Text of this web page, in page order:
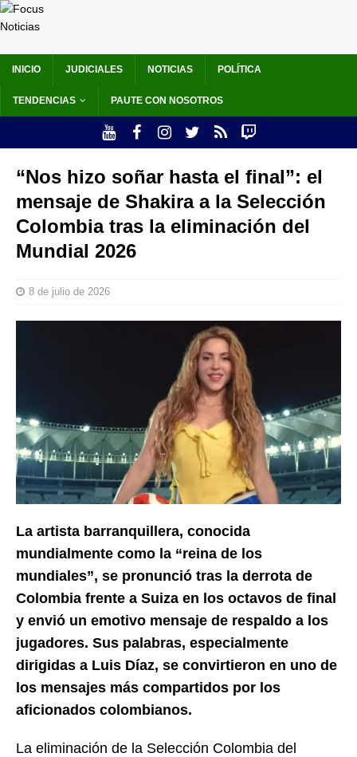
INICIO JUDICIALES NOTICIAS POLÍTICA
TENDENCIAS PAUTE CON NOSOTROS
“Nos hizo soñar hasta el final”: el
mensaje de Shakira a la Selección
Colombia tras la eliminación del
Mundial 2026
8 de julio de 2026
La artista barranquillera, conocida
mundialmente como la “reina de los
mundiales”, se pronunció tras la derrota de
Colombia frente a Suiza en los octavos de final
y envió un emotivo mensaje de respaldo a los
jugadores. Sus palabras, especialmente
dirigidas a Luis Díaz, se convirtieron en uno de
los mensajes más compartidos por los
aficionados colombianos.
La eliminación de la Selección Colombia del